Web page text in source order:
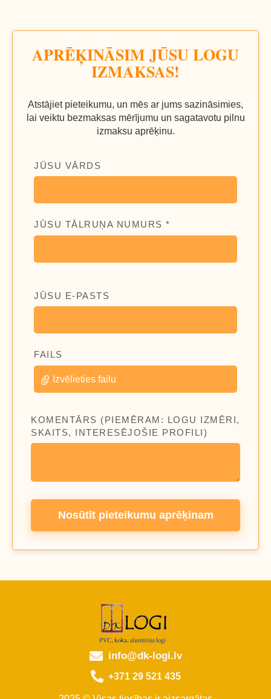
APRĒĶINĀSIM JŪSU LOGU
IZMAKSAS!
Atstājiet pieteikumu, un mēs ar jums sazināsimies,
lai veiktu bezmaksas mērījumu un sagatavotu pilnu
izmaksu aprēķinu.
JŪSU VĀRDS
JŪSU TĀLRUŅA NUMURS *
JŪSU E-PASTS
FAILS
Izvēlieties failu
KOMENTĀRS (PIEMĒRAM: LOGU IZMĒRI,
SKAITS, INTERESĒJOŠIE PROFILI)
Nosūtīt pieteikumu aprēķinam
info@dk-logi.lv
+371 29 521 435